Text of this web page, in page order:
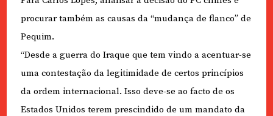
procurar também as causas da “mudança de flanco” de
Pequim.
“Desde a guerra do Iraque que tem vindo a acentuar-se
uma contestação da legitimidade de certos princípios
da ordem internacional. Isso deve-se ao facto de os
Estados Unidos terem prescindido de um mandato da